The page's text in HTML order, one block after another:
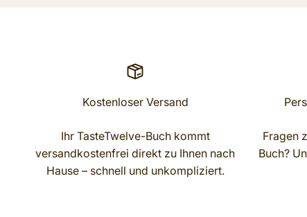
Kostenloser Versand
Ihr TasteTwelve-Buch kommt
versandkostenfrei direkt zu Ihnen nach
Hause – schnell und unkompliziert.
Fragen
Buch?